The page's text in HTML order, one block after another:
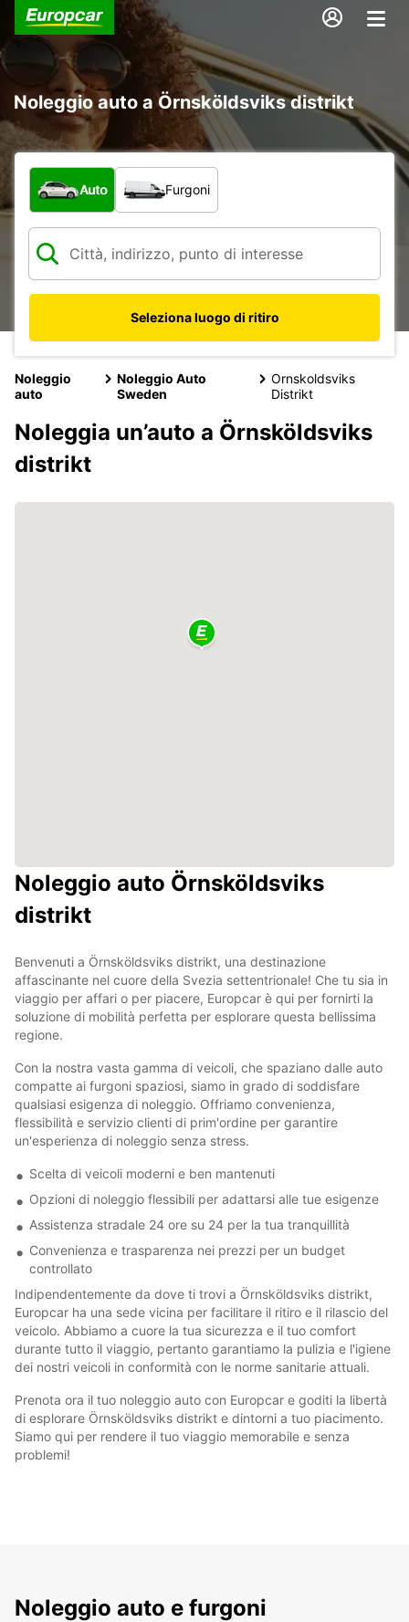
Noleggio auto a Örnsköldsviks distrikt
Scegli la tipologia di veicolo:
Auto Furgoni
Seleziona luogo di ritiro
Noleggio
auto
Noleggio Auto
Sweden
Ornskoldsviks
Distrikt
Noleggia un’auto a Örnsköldsviks
distrikt
Noleggio auto Örnsköldsviks
distrikt
Benvenuti a Örnsköldsviks distrikt, una destinazione
affascinante nel cuore della Svezia settentrionale! Che tu sia in
viaggio per affari o per piacere, Europcar è qui per fornirti la
soluzione di mobilità perfetta per esplorare questa bellissima
regione.
Con la nostra vasta gamma di veicoli, che spaziano dalle auto
compatte ai furgoni spaziosi, siamo in grado di soddisfare
qualsiasi esigenza di noleggio. Offriamo convenienza,
flessibilità e servizio clienti di prim'ordine per garantire
un'esperienza di noleggio senza stress.
Scelta di veicoli moderni e ben mantenuti
Opzioni di noleggio flessibili per adattarsi alle tue esigenze
Assistenza stradale 24 ore su 24 per la tua tranquillità
Convenienza e trasparenza nei prezzi per un budget
controllato
Indipendentemente da dove ti trovi a Örnsköldsviks distrikt,
Europcar ha una sede vicina per facilitare il ritiro e il rilascio del
veicolo. Abbiamo a cuore la tua sicurezza e il tuo comfort
durante tutto il viaggio, pertanto garantiamo la pulizia e l'igiene
dei nostri veicoli in conformità con le norme sanitarie attuali.
Prenota ora il tuo noleggio auto con Europcar e goditi la libertà
di esplorare Örnsköldsviks distrikt e dintorni a tuo piacimento.
Siamo qui per rendere il tuo viaggio memorabile e senza
problemi!
Noleggio auto e furgoni